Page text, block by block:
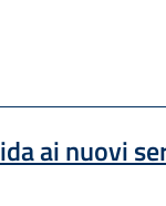
ai nuovi